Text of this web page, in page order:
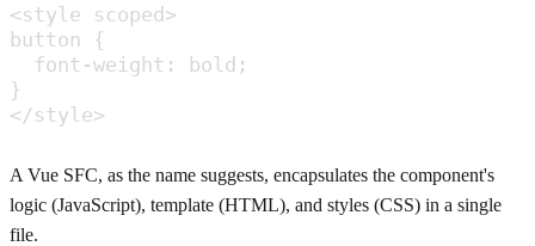
<style scoped>
button {
  font-weight: bold;
}
</style>
A Vue SFC, as the name suggests, encapsulates the component's
logic (JavaScript), template (HTML), and styles (CSS) in a single
file.